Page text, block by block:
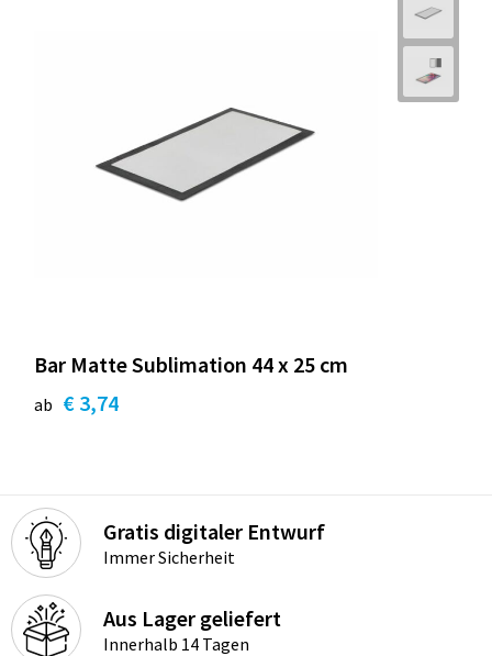
Bar Matte Sublimation 44 x 25 cm
ab € 3,74
Gratis digitaler Entwurf
Immer Sicherheit
Aus Lager geliefert
Innerhalb 14 Tagen